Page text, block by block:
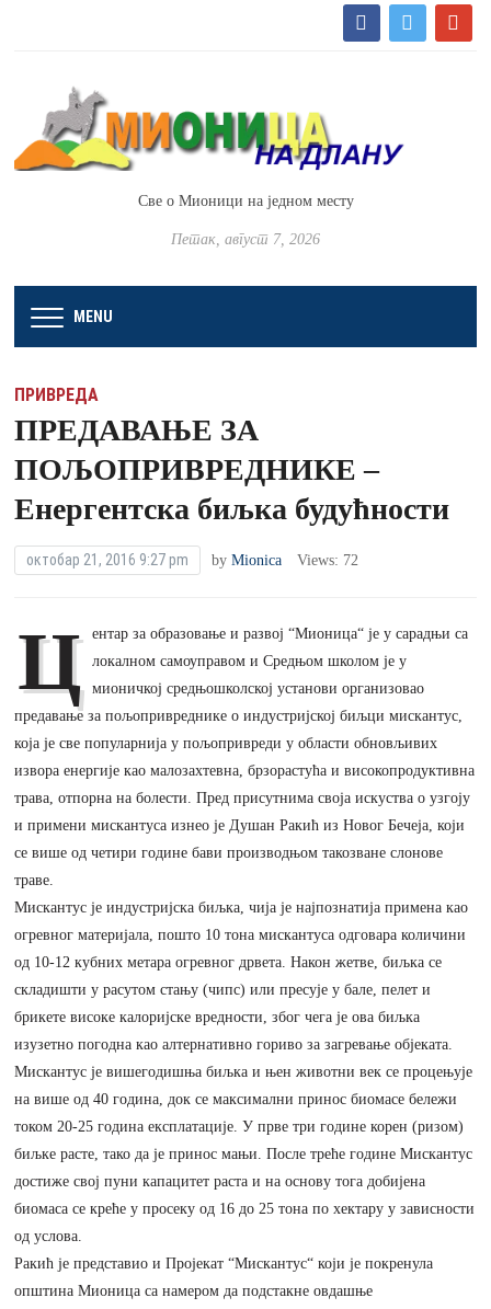
facebook twitter google
Све о Мионици на једном месту
Петак, август 7, 2026
MENU
ПРИВРЕДА
ПРЕДАВАЊЕ ЗА
ПОЉОПРИВРЕДНИКЕ –
Енергентска биљка будућности
октобар 21, 2016 9:27 pm byMionica Views: 72
Ц
ентар за образовање и развој “Мионица“ је у сарадњи са
локалном самоуправом и Средњом школом је у
мионичкој средњошколској установи организовао
предавање за пољопривреднике о индустријској биљци мискантус,
која је све популарнија у пољопривреди у области обновљивих
извора енергије као малозахтевна, брзорастућа и високопродуктивна
трава, отпорна на болести. Пред присутнима своја искуства о узгоју
и примени мискантуса изнео је Душан Ракић из Новог Бечеја, који
се више од четири године бави производњом такозване слонове
траве.
Мискантус је индустријска биљка, чија је најпознатија примена као
огревног материјала, пошто 10 тона мискантуса одговара количини
од 10-12 кубних метара огревног дрвета. Након жетве, биљка се
складишти у расутом стању (чипс) или пресује у бале, пелет и
брикете високе калоријске вредности, због чега је ова биљка
изузетно погодна као алтернативно гориво за загревање објеката.
Мискантус је вишегодишња биљка и њен животни век се процењује
на више од 40 година, док се максимални принос биомасе бележи
током 20-25 година експлатације. У прве три године корен (ризом)
биљке расте, тако да је принос мањи. После треће године Мискантус
достиже свој пуни капацитет раста и на основу тога добијена
биомаса се креће у просеку од 16 до 25 тона по хектару у зависности
од услова.
Ракић је представио и Пројекат “Мискантус“ који је покренула
општина Мионица са намером да подстакне овдашње